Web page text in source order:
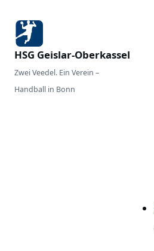
HSG Geislar-Oberkassel
Zwei Veedel. Ein Verein –
Handball in Bonn